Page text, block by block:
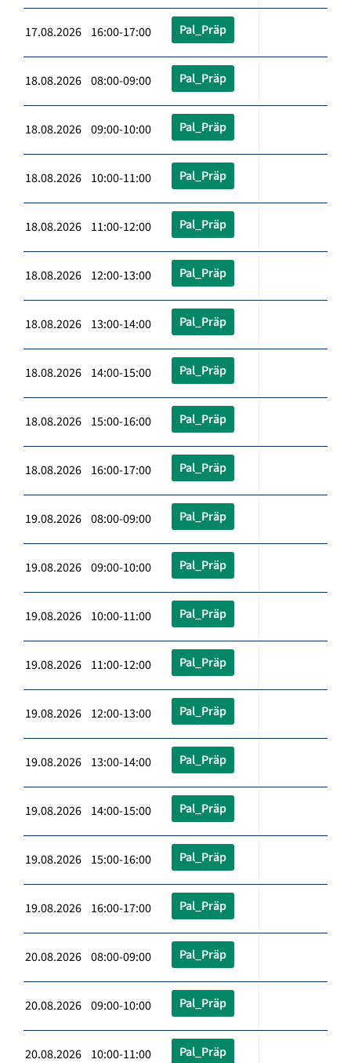
17.08.2026 16:00-17:00 Pal_Präp
18.08.2026 08:00-09:00 Pal_Präp
18.08.2026 09:00-10:00 Pal_Präp
18.08.2026 10:00-11:00 Pal_Präp
18.08.2026 11:00-12:00 Pal_Präp
18.08.2026 12:00-13:00 Pal_Präp
18.08.2026 13:00-14:00 Pal_Präp
18.08.2026 14:00-15:00 Pal_Präp
18.08.2026 15:00-16:00 Pal_Präp
18.08.2026 16:00-17:00 Pal_Präp
19.08.2026 08:00-09:00 Pal_Präp
19.08.2026 09:00-10:00 Pal_Präp
19.08.2026 10:00-11:00 Pal_Präp
19.08.2026 11:00-12:00 Pal_Präp
19.08.2026 12:00-13:00 Pal_Präp
19.08.2026 13:00-14:00 Pal_Präp
19.08.2026 14:00-15:00 Pal_Präp
19.08.2026 15:00-16:00 Pal_Präp
19.08.2026 16:00-17:00 Pal_Präp
20.08.2026 08:00-09:00 Pal_Präp
20.08.2026 09:00-10:00 Pal_Präp
20.08.2026 10:00-11:00 Pal_Präp